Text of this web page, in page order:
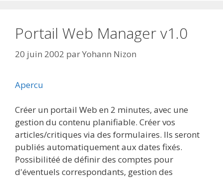
Portail Web Manager v1.0
20 juin 2002 parYohann Nizon
Apercu
Créer un portail Web en 2 minutes, avec une
gestion du contenu planifiable. Créer vos
articles/critiques via des formulaires. Ils seront
publiés automatiquement aux dates fixés.
Possibilitéé de définir des comptes pour
d'éventuels correspondants, gestion des